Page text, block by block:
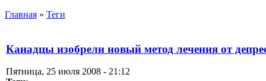
Главная » Теги
Канадцы изобрели новый метод лечения от
Пятница, 25 июля 2008 - 21:12